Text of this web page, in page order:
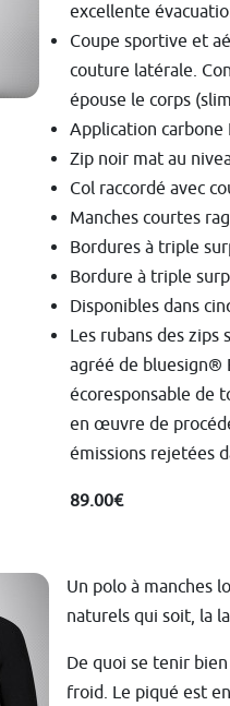
excellente
Coupe sportive et
couture latérale.
épouse le corps
Application
Zip noir mat au
Col raccordé avec
Manches courtes
Bordures à triple
Bordure à triple
Disponibles dans
Les rubans des zips
agréé de bluesign®
écoresponsable de
en œuvre de
émissions rejetées
89.00€
Un polo à manches
naturels qui soit, la
De quoi se tenir
froid. Le piqué est